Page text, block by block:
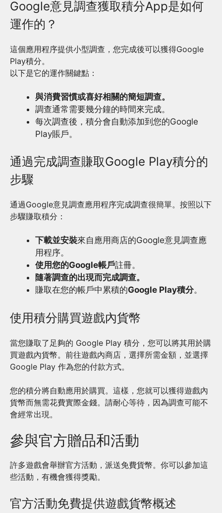
Google意見調查獲取積分App是如何
運作的？
這個應用程序提供小型調查，您完成後可以獲得Google
Play積分。
以下是它的運作關鍵點：
與消費習慣或喜好相關的簡短調查。
調查通常需要幾分鐘的時間來完成。
每次調查後，積分會自動添加到您的Google
Play賬戶。
通過完成調查賺取Google Play積分的
步驟
通過Google意見調查應用程序完成調查很簡單。按照以下
步驟賺取積分：
下載並安裝來自應用商店的Google意見調查應
用程序。
使用您的Google帳戶註冊。
隨著調查的出現而完成調查。
賺取在您的帳戶中累積的Google Play積分。
使用積分購買遊戲內貨幣
當您賺取了足夠的 Google Play 積分，您可以將其用於購
買遊戲內貨幣。前往遊戲內商店，選擇所需金額，並選擇
Google Play 作為您的付款方式。
您的積分將自動應用於購買。這樣，您就可以獲得遊戲內
貨幣而無需花費實際金錢。請耐心等待，因為調查可能不
會經常出現。
參與官方贈品和活動
許多遊戲會舉辦官方活動，派送免費貨幣。你可以參加這
些活動，有機會獲得獎勵。
官方活動免費提供遊戲貨幣概述